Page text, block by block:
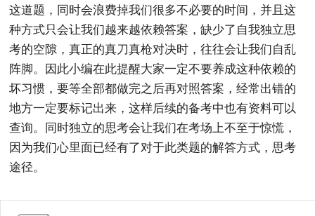
这道题，同时会浪费掉我们很多不必要的时间，并且这
种方式只会让我们越来越依赖答案，缺少了自我独立思
考的空隙，真正的真刀真枪对决时，往往会让我们自乱
阵脚。因此小编在此提醒大家一定不要养成这种依赖的
坏习惯，要等全部都做完之后再对照答案，经常出错的
地方一定要标记出来，这样后续的备考中也有资料可以
查询。同时独立的思考会让我们在考场上不至于惊慌，
因为我们心里面已经有了对于此类题的解答方式，思考
途径。